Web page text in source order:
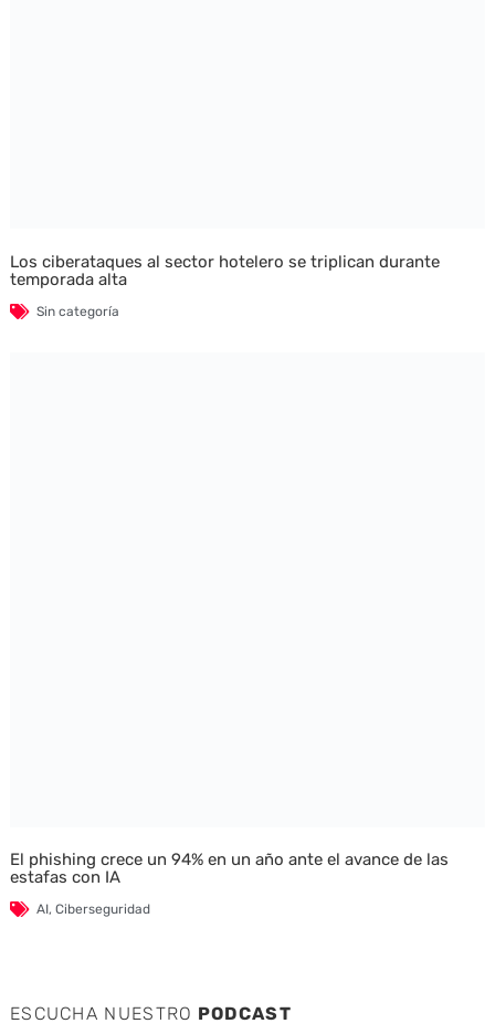
Los ciberataques al sector hotelero se triplican durante
temporada alta
Sin categoría
El phishing crece un 94% en un año ante el avance de las
estafas con IA
AI, Ciberseguridad
ESCUCHA NUESTRO PODCAST